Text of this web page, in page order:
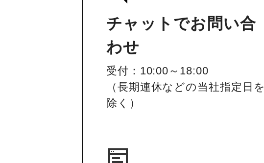
チャットでお問い合
わせ
受付：10:00～18:00
（長期連休などの当社指定日を
除く）